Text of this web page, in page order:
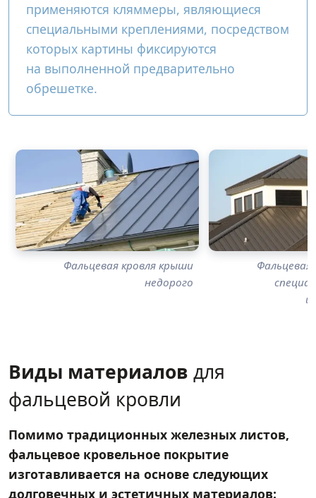
применяются кляммеры, являющиеся
специальными креплениями, посредством
которых картины фиксируются
на выполненной предварительно
обрешетке.
Фальцевая кровля крыши
недорого
Виды материалов для
фальцевой кровли
Помимо традиционных железных листов,
фальцевое кровельное покрытие
изготавливается на основе следующих
долговечных и эстетичных материалов: